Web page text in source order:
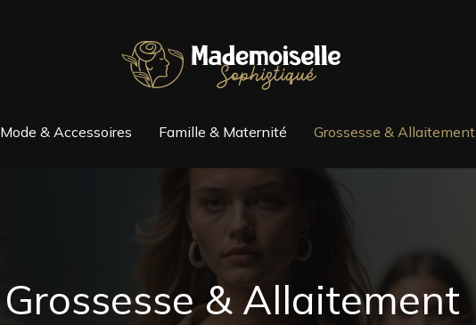
Mode & Accessoires Famille & Maternité Grossesse & Allaitement
Grossesse & Allaitement